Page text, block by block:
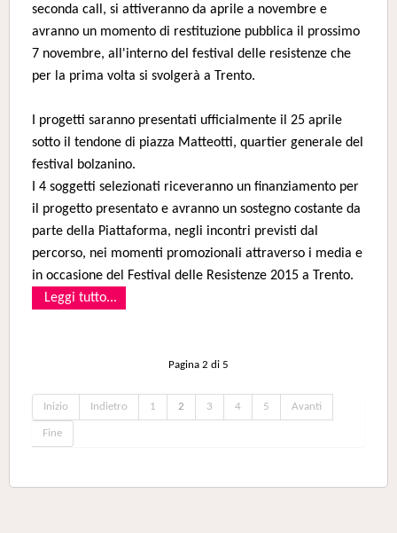
seconda call, si attiveranno da aprile a novembre e
avranno un momento di restituzione pubblica il prossimo
7 novembre, all'interno del festival delle resistenze che
per la prima volta si svolgerà a Trento.
I progetti saranno presentati ufficialmente il 25 aprile
sotto il tendone di piazza Matteotti, quartier generale del
festival bolzanino.
I 4 soggetti selezionati riceveranno un finanziamento per
il progetto presentato e avranno un sostegno costante da
parte della Piattaforma, negli incontri previsti dal
percorso, nei momenti promozionali attraverso i media e
in occasione del Festival delle Resistenze 2015 a Trento.
Leggi tutto...
Pagina 2 di 5
Inizio Indietro 1 2 3 4 5 Avanti
Fine